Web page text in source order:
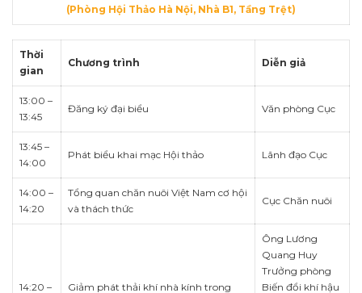
(Phòng Hội Thảo Hà Nội, Nhà B1, Tầng Trệt)
Thời
gian
Chương trình Diễn giả
13:00 –
13:45
Đăng ký đại biểu Văn phòng Cục
13:45 –
14:00
Phát biểu khai mạc Hội thảo Lãnh đạo Cục
14:00 –
14:20
Tổng quan chăn nuôi Việt Nam cơ hội
và thách thức
Cục Chăn nuôi
14:20 –
Giảm phát thải khí nhà kính trong
Ông Lương
Quang Huy
Trưởng phòng
Biến đổi khí hậu